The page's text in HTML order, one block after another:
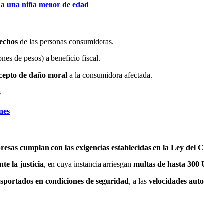
una niña menor de edad
de las personas consumidoras.
de pesos) a beneficio fiscal.
de daño moral a la consumidora afectada.
cumplan con las exigencias establecidas en la Ley del
la justicia, en cuya instancia arriesgan multas de hasta
en condiciones de seguridad, a las velocidades